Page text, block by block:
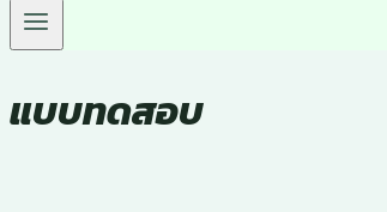
แบบทดสอบ